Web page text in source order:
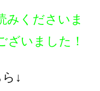
みくださいま
ざいました！
↓